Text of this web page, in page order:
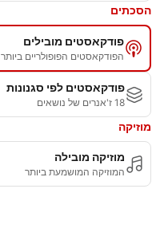
הסכתים
פודקאסטים מובילים
הפודקאסטים הפופולריים ביותר
פודקאסטים לפי סגנונות
18 ז'אנרים של נושאים
מוזיקה
מוזיקה מובילה
המוזיקה המושמעת ביותר